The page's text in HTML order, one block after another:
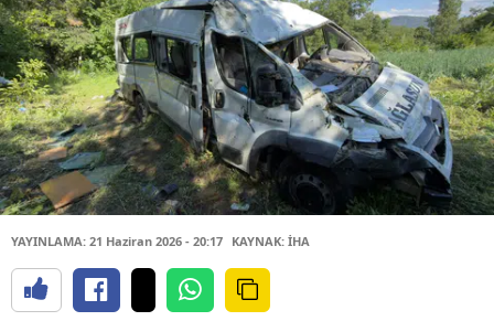
YAYINLAMA: 21 Haziran 2026 - 20:17 KAYNAK: İHA